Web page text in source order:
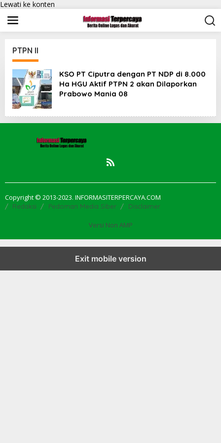
Lewati ke konten
PTPN II
KSO PT Ciputra dengan PT NDP di 8.000
Ha HGU Aktif PTPN 2 akan Dilaporkan
Prabowo Mania 08
Copyright © 2013-2023. INFORMASITERPERCAYA.COM
Redaksi Pedoman Media Siber Disclaimer
Versi Non AMP
Exit mobile version